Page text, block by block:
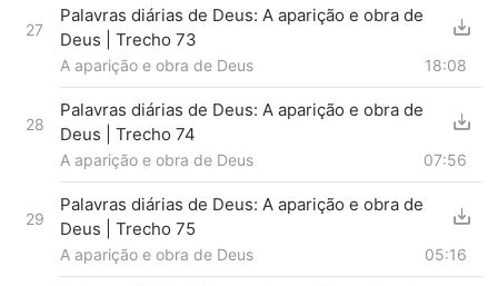
27
Palavras diárias de Deus: A aparição e obra de
Deus | Trecho 73
A aparição e obra de Deus 18:08
28
Palavras diárias de Deus: A aparição e obra de
Deus | Trecho 74
A aparição e obra de Deus 07:56
29
Palavras diárias de Deus: A aparição e obra de
Deus | Trecho 75
A aparição e obra de Deus 05:16